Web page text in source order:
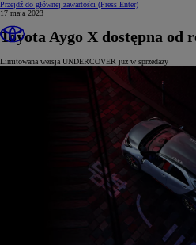
Przejdź do głównej zawartości (Press Enter)
17 maja 2023
Toyota Aygo X dostępna od
Limitowana wersja UNDERCOVER już w sprzedaży